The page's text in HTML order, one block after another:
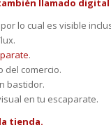
llamado
lo cual es visible
.
del comercio.
bastidor.
en tu escaparate.
tienda.